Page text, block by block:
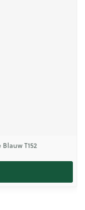
T152